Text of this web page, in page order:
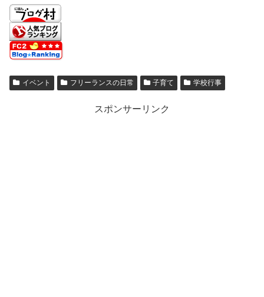
イベント フリーランスの日常 子育て 学校行事
スポンサーリンク